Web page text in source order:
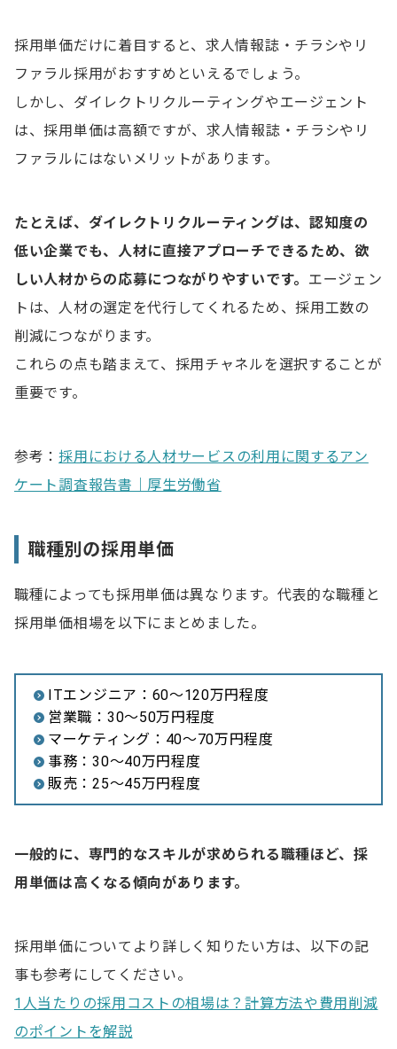
採用単価だけに着目すると、求人情報誌・チラシやリ
ファラル採用がおすすめといえるでしょう。
しかし、ダイレクトリクルーティングやエージェント
は、採用単価は高額ですが、求人情報誌・チラシやリ
ファラルにはないメリットがあります。
たとえば、ダイレクトリクルーティングは、認知度の
低い企業でも、人材に直接アプローチできるため、欲
しい人材からの応募につながりやすいです。 エージェン
トは、人材の選定を代行してくれるため、採用工数の
削減につながります。
これらの点も踏まえて、採用チャネルを選択することが
重要です。
参考：採用における人材サービスの利用に関するアン
ケート調査報告書｜厚生労働省
職種別の採用単価
職種によっても採用単価は異なります。代表的な職種と
採用単価相場を以下にまとめました。
ITエンジニア：60～120万円程度
営業職：30～50万円程度
マーケティング：40～70万円程度
事務：30～40万円程度
販売：25～45万円程度
一般的に、専門的なスキルが求められる職種ほど、採
用単価は高くなる傾向があります。
採用単価についてより詳しく知りたい方は、以下の記
事も参考にしてください。
1人当たりの採用コストの相場は？計算方法や費用削減
のポイントを解説